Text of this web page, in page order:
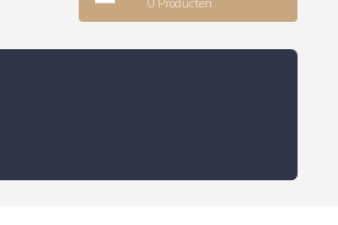
0 Producten